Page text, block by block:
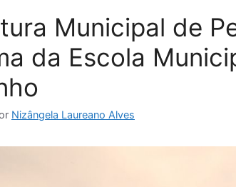
Municipal de
da Escola
Nizângela Laureano Alves